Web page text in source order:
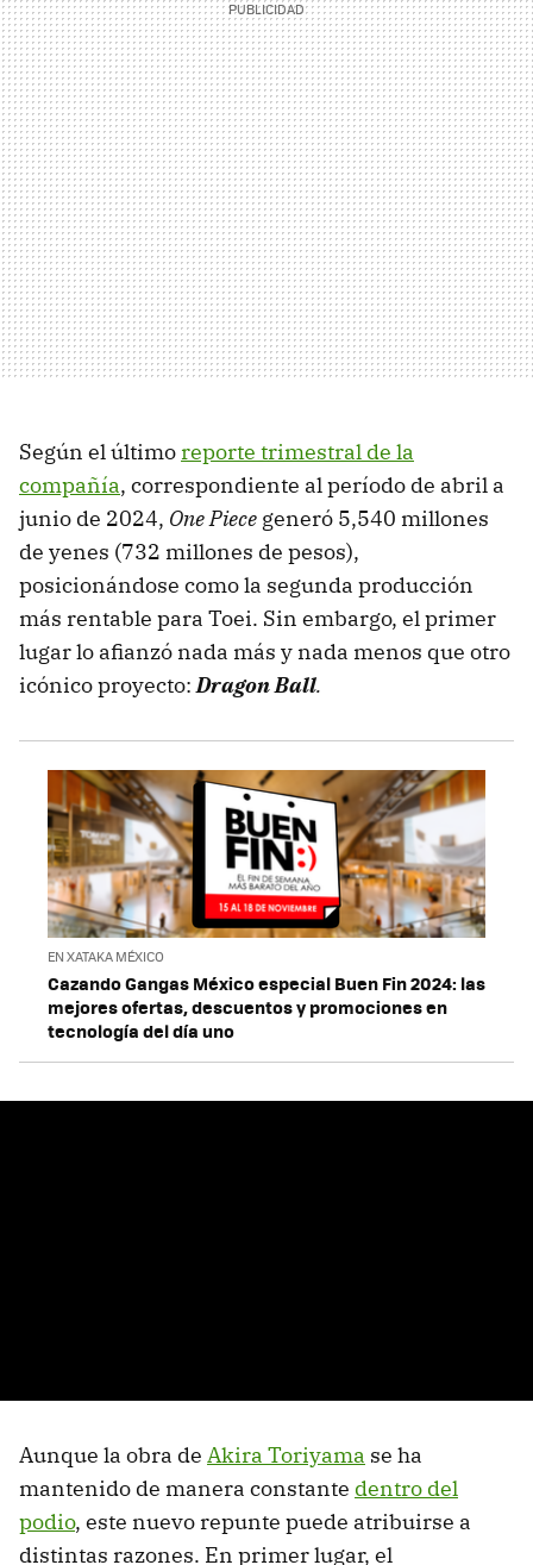
Según el últimoreporte trimestral de la
compañía, correspondiente al período de abril a
junio de 2024, One Piece generó 5,540 millones
de yenes (732 millones de pesos),
posicionándose como la segunda producción
más rentable para Toei. Sin embargo, el primer
lugar lo afianzó nada más y nada menos que otro
icónico proyecto:Dragon Ball.
EN XATAKA MÉXICO
Cazando Gangas México especial Buen Fin 2024: las
mejores ofertas, descuentos y promociones en
tecnología del día uno
Aunque la obra de Akira Toriyama se ha
mantenido de manera constante dentro del
podio, este nuevo repunte puede atribuirse a
distintas razones. En primer lugar, el